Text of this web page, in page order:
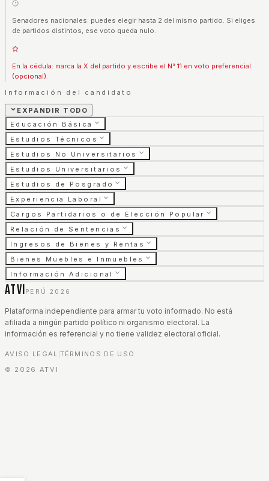
Senadores nacionales: puedes elegir hasta 2 del mismo partido. Si eliges
de partidos distintos, ese voto queda nulo.
En la cédula: marca la X del partido y escribe el N° 11 en voto preferencial
(opcional).
Información del candidato
EXPANDIR TODO
Educación Básica
Estudios Técnicos
Estudios No Universitarios
Estudios Universitarios
Estudios de Posgrado
Experiencia Laboral
Cargos Partidarios o de Elección Popular
Relación de Sentencias
Ingresos de Bienes y Rentas
Bienes Muebles e Inmuebles
Información Adicional
ATVI PERÚ 2026
Plataforma independiente para armar tu voto informado. No está
afiliada a ningún partido político ni organismo electoral. La
información es referencial y no tiene validez electoral oficial.
AVISO LEGAL TÉRMINOS DE USO
© 2026 ATVI